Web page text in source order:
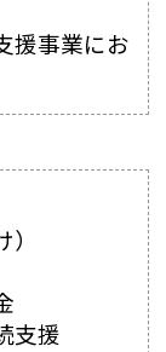
援事業にお
支援